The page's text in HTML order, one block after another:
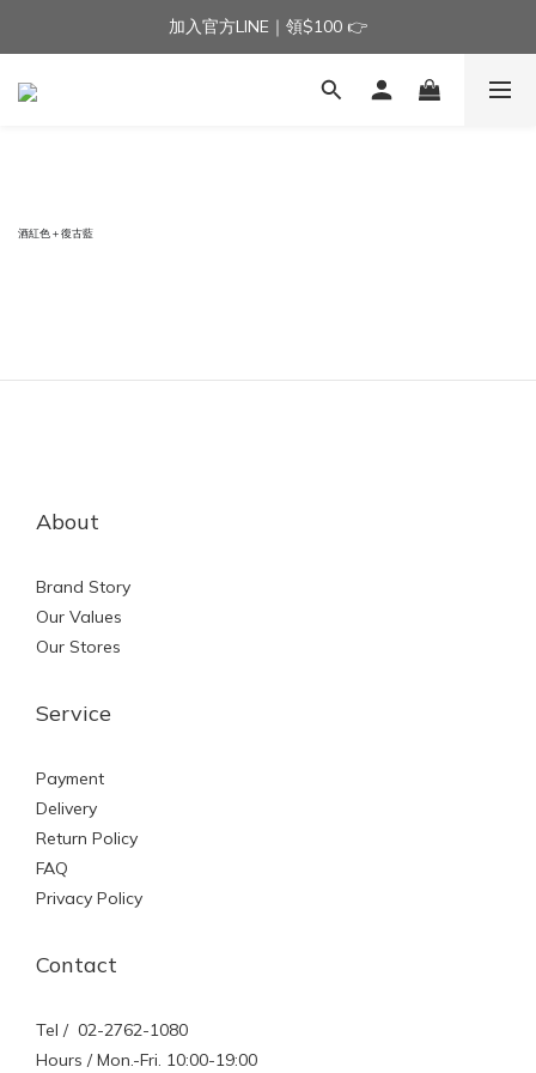
加入官方LINE｜領$100 👉
加入官方LINE｜領$100 👉
滿$3000免運費 | 滿$5000贈AISLE方塊酥髮夾乙個
酒紅色＋復古藍
About
Brand Story
Our Values
Our Stores
Service
Payment
Delivery
Return Policy
FAQ
Privacy Policy
Contact
Tel / 02-2762-1080
Hours / Mon.-Fri. 10:00-19:00